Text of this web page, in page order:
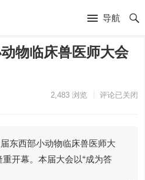
导航
物临床兽医师大会
2,483浏览 评论已关闭
东西部小动物临床兽医师大
开幕。本届大会以“成为答